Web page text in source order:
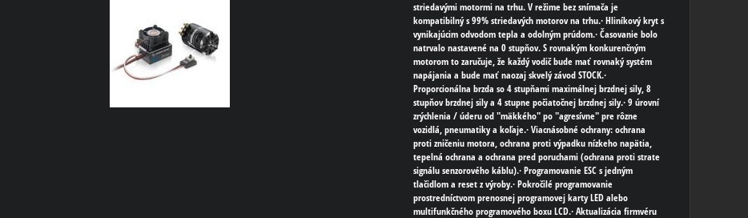
striedavými motormi na trhu. V režime bez snímača je
kompatibilný s 99% striedavých motorov na trhu.· Hliníkový kryt s
vynikajúcim odvodom tepla a odolným prúdom.· Časovanie bolo
natrvalo nastavené na 0 stupňov. S rovnakým konkurenčným
motorom to zaručuje, že každý vodič bude mať rovnaký systém
napájania a bude mať naozaj skvelý závod STOCK.·
Proporcionálna brzda so 4 stupňami maximálnej brzdnej sily, 8
stupňov brzdnej sily a 4 stupne počiatočnej brzdnej sily.· 9 úrovní
zrýchlenia / úderu od "mäkkého" po "agresívne" pre rôzne
vozidlá, pneumatiky a koľaje.· Viacnásobné ochrany: ochrana
proti zničeniu motora, ochrana proti výpadku nízkeho napätia,
tepelná ochrana a ochrana pred poruchami (ochrana proti strate
signálu senzorového káblu).· Programovanie ESC s jedným
tlačidlom a reset z výroby.· Pokročilé programovanie
prostredníctvom prenosnej programovej karty LED alebo
multifunkčného programového boxu LCD.· Aktualizácia firmvéru